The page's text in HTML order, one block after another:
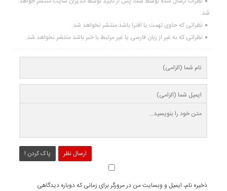
شد.
نظراتی که حاوی تهمت یا افترا باشد منتشر نخواهد شد.
نظراتی که به غیر از زبان فارسی یا غیر مرتبط با خبر باشد منتشر نخواهد شد.
ارسال نظر پاک کردن !
ذخیره نام، ایمیل و وبسایت من در مرورگر برای زمانی که دوباره دیدگاهی